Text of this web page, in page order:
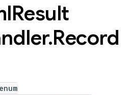
Result
.Record